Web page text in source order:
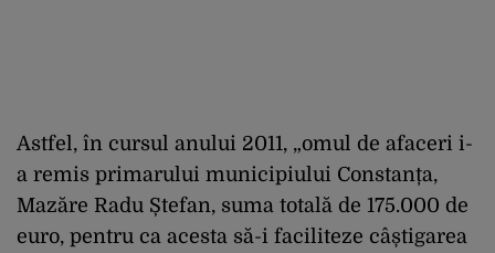
Astfel, în cursul anului 2011, „omul de afaceri i-
a remis primarului municipiului Constanța,
Mazăre Radu Ștefan, suma totală de 175.000 de
euro, pentru ca acesta să-i faciliteze câștigarea